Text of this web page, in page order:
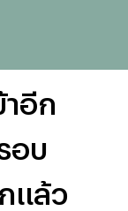
าอีก
อบ
แล้ว